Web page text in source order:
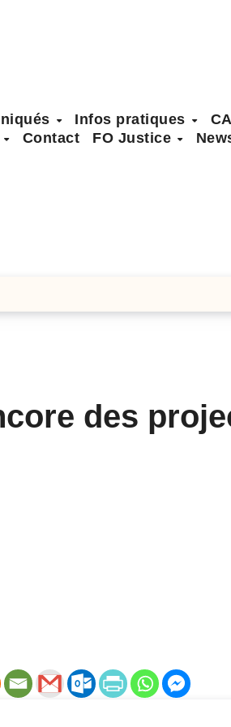
Infos pratiques
Contact FO Justice
des